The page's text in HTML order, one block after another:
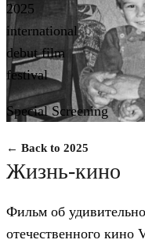
2025
international
debut film
festival
Special Screening
← Back to 2025
Жизнь-кино
Фильм об
отечественного